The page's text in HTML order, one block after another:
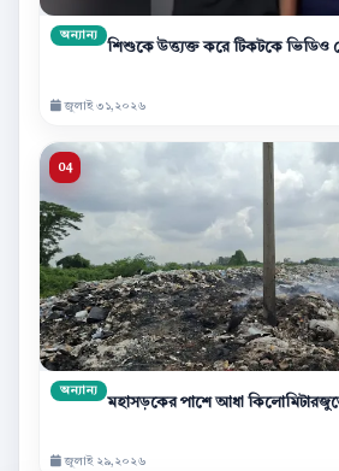
অন্যান্য
শিশুকে উত্ত্যক্ত করে টিকটকে ভিডিও
জুলাই ৩১,২০২৬
অন্যান্য
মহাসড়কের পাশে আধা
জুলাই ২৯,২০২৬